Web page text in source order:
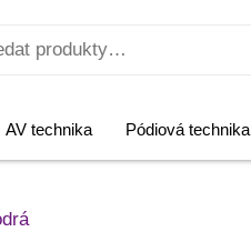
AV technika Pódiová technika